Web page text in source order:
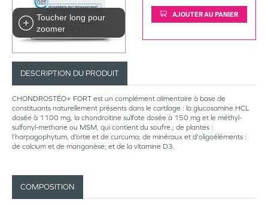
Toucher long pour
zoomer
AJOUTER AU PANIER
DESCRIPTION DU PRODUIT
CHONDROSTÉO+ FORT est un complément alimentaire à base de
constituants naturellement présents dans le cartilage : la glucosamine HCL
dosée à 1100 mg, la chondroïtine sulfate dosée à 150 mg et le méthyl-
sulfonyl-methane ou MSM, qui contient du soufre.; de plantes :
l’harpagophytum, d’ortie et de curcuma; de minéraux et d'oligoéléments :
de calcium et de manganèse; et de la vitamine D3.
COMPOSITION